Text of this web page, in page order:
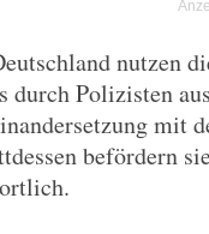
nutzen
durch Polizisten
mit
befördern